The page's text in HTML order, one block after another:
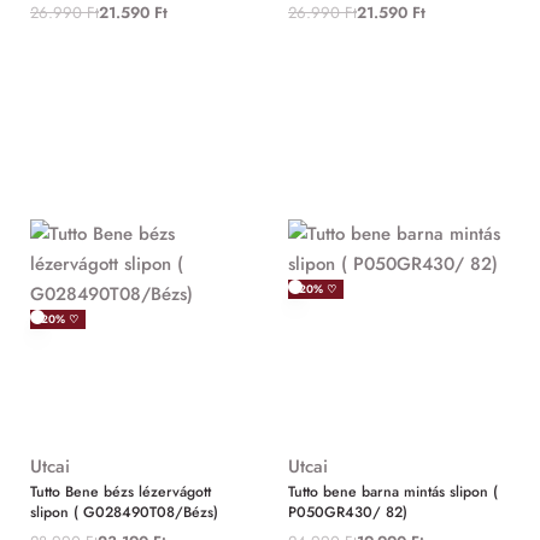
26.990Ft21.590 Ft 26.990Ft21.590 Ft
-20% ♡
Utcai
Tutto Bene bézs lézervágott
slipon ( G028490T08/Bézs)
-20% ♡
Utcai
Tutto bene barna mintás slipon (
P050GR430/ 82)